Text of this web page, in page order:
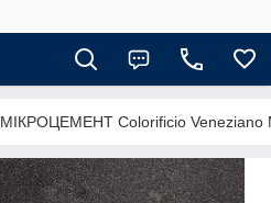
МІКРОЦЕМЕНТ Colorificio Veneziano